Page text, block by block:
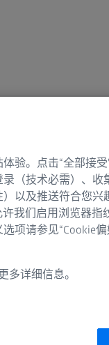
验。点击“全部接
（技术必需）、收
以及推送符合您兴
我们启用浏览器指
项请参见“Cookie
多详细信息。